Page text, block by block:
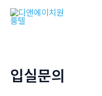
입실문의